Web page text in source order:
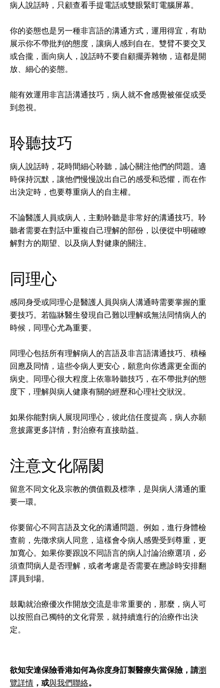
病人說話時，只顧查看手提電話或雙眼緊盯電腦屏幕。
你的姿態也是另一種非言語的溝通方式，運用得宜，有助
展示你不帶批判的態度，讓病人感到自在。雙臂不要交叉
或合攏，面向病人，說話時不要自顧擺弄雜物，這都是開
放、細心的姿態。
能有效運用非言語溝通技巧，病人就不會感覺被催促或受
到忽視。
聆聽技巧
病人說話時，花時間細心聆聽，誠心關注他們的問題。適
時保持沉默，讓他們慢慢說出自己的感受和恐懼，而在作
出決定時，也要尊重病人的自主權。
不論醫護人員或病人，主動聆聽是非常好的溝通技巧。聆
聽者需要在對話中重複自己理解的部份，以便從中明確瞭
解對方的期望、以及病人對健康的關注。
同理心
感同身受或同理心是醫護人員與病人溝通時需要掌握的重
要技巧。若臨牀醫生發現自己難以理解或無法同情病人的
時候，同理心尤為重要。
同理心包括所有理解病人的言語及非言語溝通技巧、積極
回應及同情，這些令病人更安心，願意向你透露更全面的
病史。同理心很大程度上依靠聆聽技巧，在不帶批判的態
度下，理解與病人健康有關的經歷和心理社交狀況。
如果你能對病人展現同理心，彼此信任度提高，病人亦願
意披露更多詳情，對治療有直接助益。
注意文化隔閡
留意不同文化及宗教的價值觀及標準，是與病人溝通的重
要一環。
你要留心不同言語及文化的溝通問題。例如，進行身體檢
查前，先徵求病人同意，這樣會令病人感覺受到尊重，更
加寬心。如果你要跟說不同語言的病人討論治療選項，必
須查問病人是否理解，或者考慮是否需要在應診時安排翻
譯員到場。
鼓勵就治療優次作開放交流是非常重要的，那麼，病人可
以按照自己獨特的文化背景，就持續進行的治療作出決
定。
欲知安達保險香港如何為你度身訂製醫療失當保險，請瀏
覽詳情 ，或與我們聯絡。